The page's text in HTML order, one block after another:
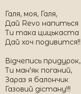
Галя, моя, Галя,
Дай Revo напиться
Ти така цицькаста
Дай хоч подивится!!
Відчепись придурок,
Ти ман'як поганий,
Зараз я балончик
Газовий дістану!!!